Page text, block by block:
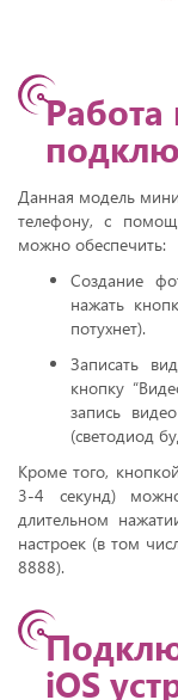
Данная модель
телефону, с
можно обеспечить:
Создание
нажать
потухнет).
Записать
кнопку
запись
(светодиод
Кроме того,
3-4 секунд)
длительном
настроек (в том
8888).
iOS